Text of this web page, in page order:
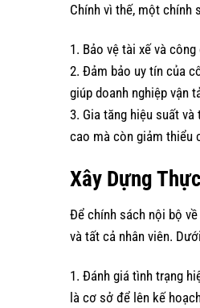
Chính vì thế, một chính
1. Bảo vệ tài xế và
2. Đảm bảo uy tín của
giúp doanh nghiệp vận
3. Gia tăng hiệu suất
cao mà còn giảm thiểu
Xây Dựng
Để chính sách nội bộ
và tất cả nhân viên.
1. Đánh giá tình trạng
là cơ sở để lên kế